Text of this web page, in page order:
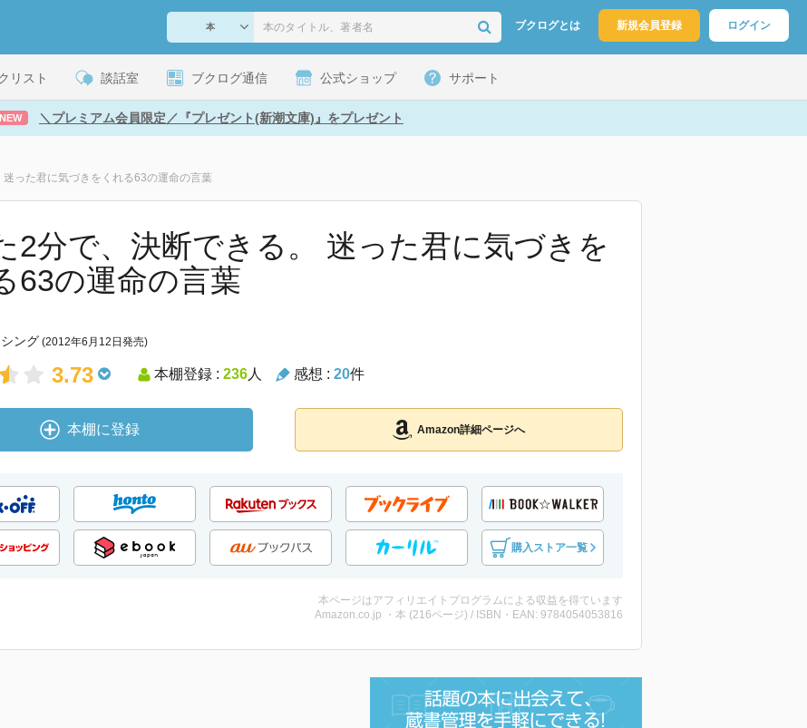
ブクログとは 新規会員登録 ログイン
リスト 談話室 ブクログ通信 公式ショップ サポート
NEW ＼プレミアム会員限定／『プレゼント(新潮文庫)』をプレゼント
った君に気づきをくれる63の運命の言葉
2分で、決断できる。 迷った君に気づきを
63の運命の言葉
ング (2012年6月12日発売)
3.73 本棚登録 : 236人 感想 : 20件
本棚に登録 Amazon詳細ページへ
購入ストア一覧
本ページはアフィリエイトプログラムによる収益を得ています
Amazon.co.jp ・本 (216ページ) / ISBN・EAN: 9784054053816